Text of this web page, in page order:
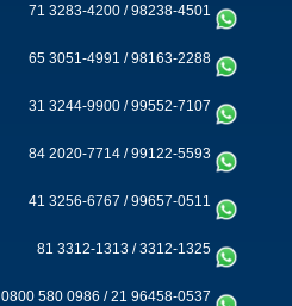
71 3283-4200 /98238-4501
65 3051-4991 /98163-2288
31 3244-9900 /99552-7107
84 2020-7714 /99122-5593
41 3256-6767 /99657-0511
81 3312-1313 /3312-1325
0800 580 0986 /21 96458-0537